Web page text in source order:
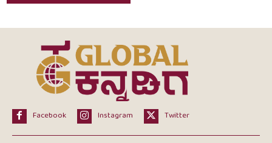
Facebook Instagram Twitter